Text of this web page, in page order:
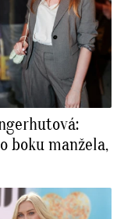
boku manžela,